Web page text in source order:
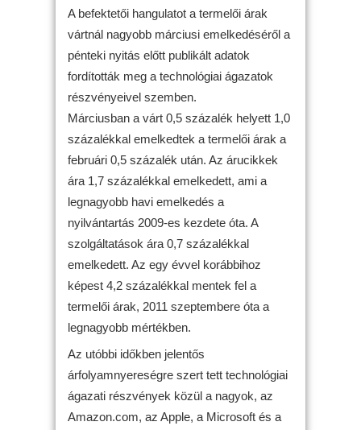
A befektetői hangulatot a termelői árak
vártnál nagyobb márciusi emelkedéséről a
pénteki nyitás előtt publikált adatok
fordították meg a technológiai ágazatok
részvényeivel szemben.
Márciusban a várt 0,5 százalék helyett 1,0
százalékkal emelkedtek a termelői árak a
februári 0,5 százalék után. Az árucikkek
ára 1,7 százalékkal emelkedett, ami a
legnagyobb havi emelkedés a
nyilvántartás 2009-es kezdete óta. A
szolgáltatások ára 0,7 százalékkal
emelkedett. Az egy évvel korábbihoz
képest 4,2 százalékkal mentek fel a
termelői árak, 2011 szeptembere óta a
legnagyobb mértékben.
Az utóbbi időkben jelentős
árfolyamnyereségre szert tett technológiai
ágazati részvények közül a nagyok, az
Amazon.com, az Apple, a Microsoft és a